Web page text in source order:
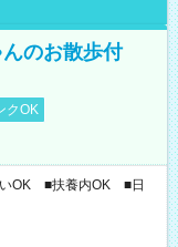
んのお散歩付
クOK
OK ■扶養内OK ■日